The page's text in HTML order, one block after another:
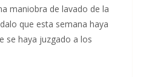
maniobra de lavado de la
que esta semana haya
se haya juzgado a los